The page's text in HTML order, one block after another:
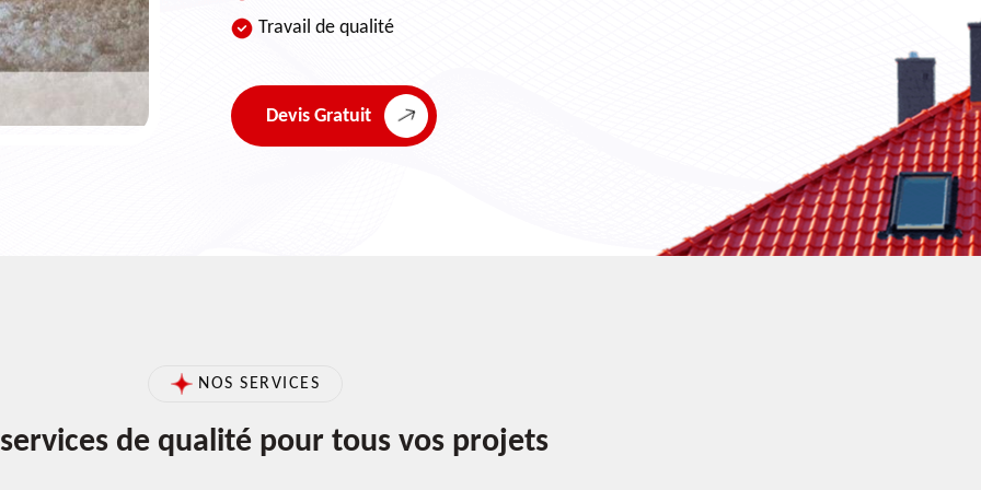
Travail de qualité
Devis Gratuit
NOS SERVICES
de qualité pour tous vos projets